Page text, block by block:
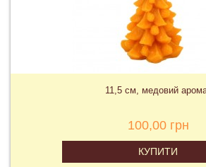
11,5 см, медовий
100,00 грн
КУПИТИ